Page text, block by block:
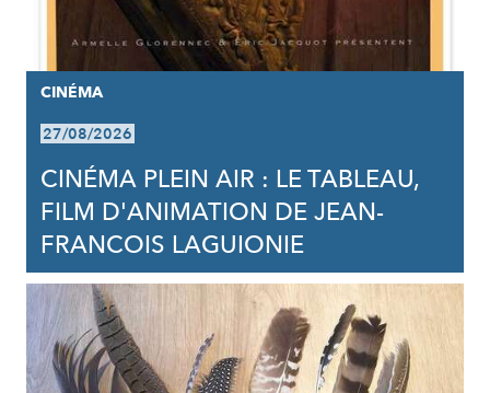
CINÉMA
27/08/2026
CINÉMA PLEIN AIR : LE TABLEAU,
FILM D'ANIMATION DE JEAN-
FRANCOIS LAGUIONIE